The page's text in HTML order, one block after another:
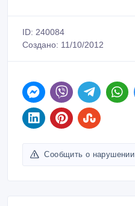
ID: 240084
Создано: 11/10/2012
Сообщить о нарушении